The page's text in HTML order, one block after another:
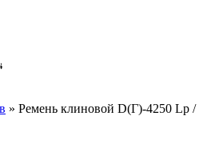
» Ремень клиновой D(Г)-4250 Lp /